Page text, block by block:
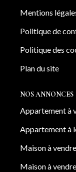
Mentions
Politique de
Politique des
Plan du site
NOS ANNONCES
Appartement à
Appartement à
Maison à
Maison à